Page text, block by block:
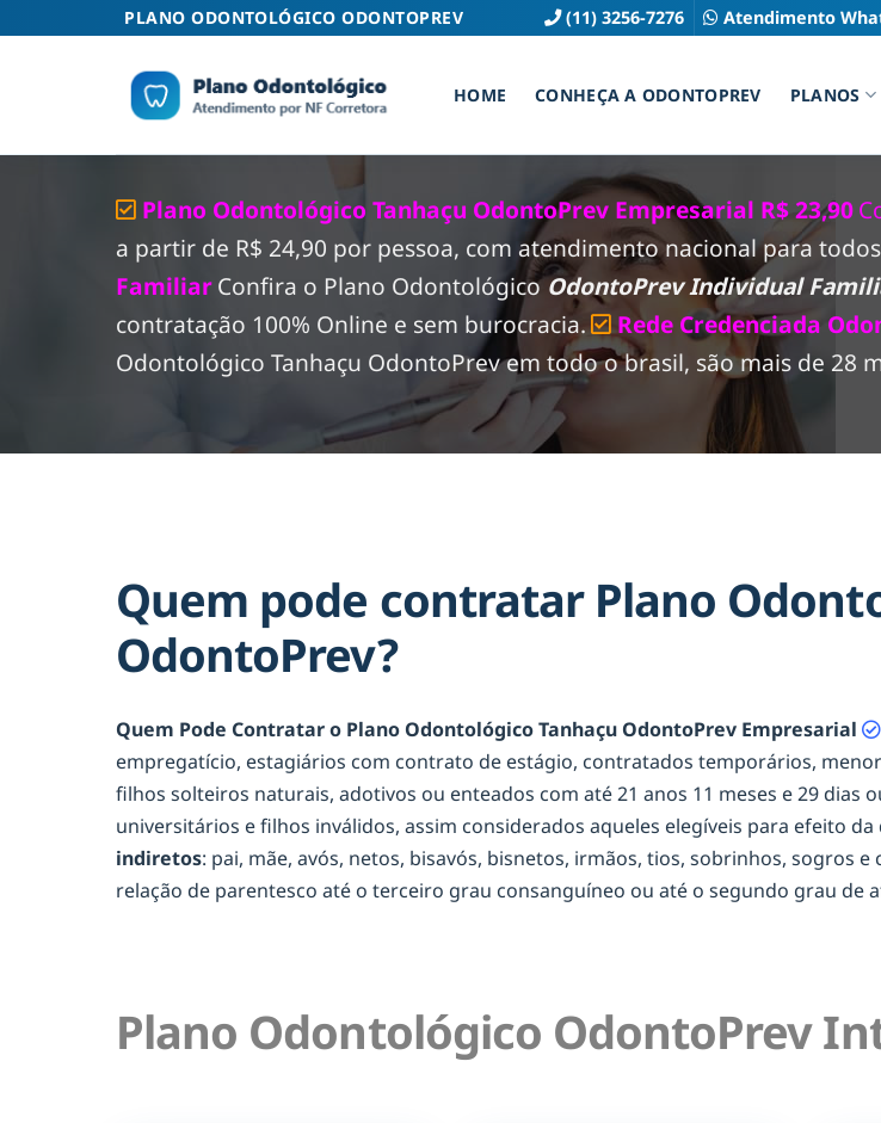
PLANO ODONTOLÓGICO ODONTOPREV (11) 3256-7276 Atendimento
HOME CONHEÇA A ODONTOPREV PLANOS
Plano Odontológico Tanhaçu OdontoPrev Empresarial R$ 23,90
a partir de R$ 24,90 por pessoa, com atendimento nacional para
FamiliarConfira o Plano OdontológicoOdontoPrev Individual
contratação 100% Online e sem burocracia.
Rede Credenciada
Odontológico Tanhaçu OdontoPrev em todo o brasil, são mais de 28
Quem pode contratar Plano
OdontoPrev?
Quem Pode Contratar o Plano Odontológico Tanhaçu OdontoPrev Empresarial
empregatício, estagiários com contrato de estágio, contratados temporários,
filhos solteiros naturais, adotivos ou enteados com até 21 anos 11 meses e 29 dias
universitários e filhos inválidos, assim considerados aqueles elegíveis para efeito
indiretos: pai, mãe, avós, netos, bisavós, bisnetos, irmãos, tios, sobrinhos, sogros
relação de parentesco até o terceiro grau consanguíneo ou até o segundo grau de
Plano Odontológico OdontoPrev